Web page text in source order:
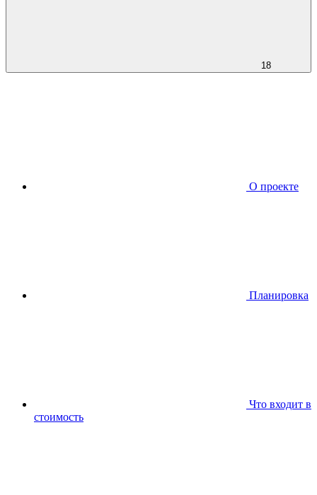
18
О проекте
Планировкa
Что входит в
стоимость